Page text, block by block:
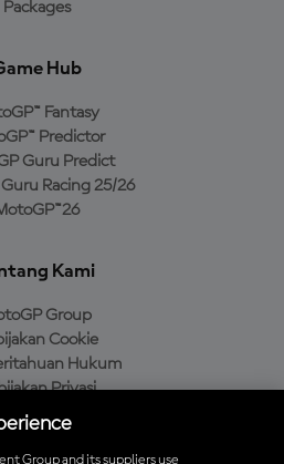
Packages
Hub
Fantasy
Predictor
Guru Predict
Racing 25/26
Kami
Group
Cookie
Hukum
Privasi
Pembelian
Group and its suppliers use